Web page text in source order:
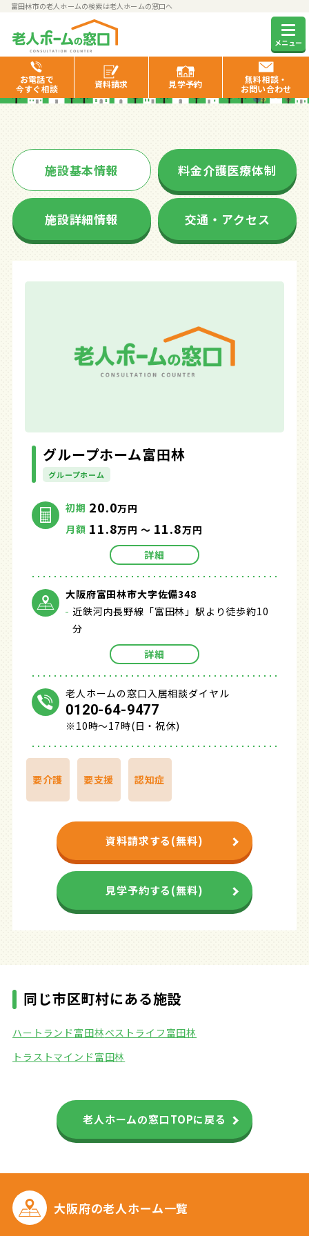
富田林市の老人ホームの検索は老人ホームの窓口へ
メニュー
お電話で
今すぐ相談
資料請求 見学予約
無料相談・
お問い合わせ
グループホーム富田林
施設基本情報 料金介護医療体制
施設詳細情報 交通・アクセス
グループホーム富田林
グループホーム
初期 20.0万円
月額 11.8万円 ～ 11.8万円
詳細
大阪府富田林市大字佐備348
近鉄河内長野線「富田林」駅より徒歩約10
分
詳細
老人ホームの窓口入居相談ダイヤル
0120-64-9477
※10時～17時(日・祝休)
要介護 要支援 認知症
資料請求する(無料)
見学予約する(無料)
同じ市区町村にある施設
ハートランド富田林ベストライフ富田林
トラストマインド富田林
老人ホームの窓口TOPに戻る
大阪府の老人ホーム一覧